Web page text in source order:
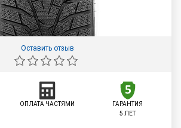
Оставить отзыв
ОПЛАТА ЧАСТЯМИ
ГАРАНТИЯ
5 ЛЕТ